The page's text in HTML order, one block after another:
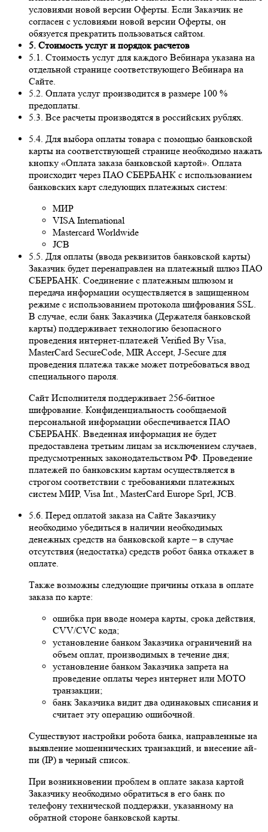
условиями новой версии Оферты. Если Заказчик не
согласен с условиями новой версии Оферты, он
обязуется прекратить пользоваться сайтом.
5. Стоимость услуг и порядок расчетов
5.1. Стоимость услуг для каждого Вебинара указана на
отдельной странице соответствующего Вебинара на
Сайте.
5.2. Оплата услуг производится в размере 100 %
предоплаты.
5.3. Все расчеты производятся в российских рублях.
5.4. Для выбора оплаты товара с помощью банковской
карты на соответствующей странице необходимо нажать
кнопку «Оплата заказа банковской картой». Оплата
происходит через ПАО СБЕРБАНК с использованием
банковских карт следующих платежных систем:
МИР
VISA International
Mastercard Worldwide
JCB
5.5. Для оплаты (ввода реквизитов банковской карты)
Заказчик будет перенаправлен на платежный шлюз ПАО
СБЕРБАНК. Соединение с платежным шлюзом и
передача информации осуществляется в защищенном
режиме с использованием протокола шифрования SSL.
В случае, если банк Заказчика (Держателя банковской
карты) поддерживает технологию безопасного
проведения интернет-платежей Veriﬁed By Visa,
MasterCard SecureCode, MIR Accept, J-Secure для
проведения платежа также может потребоваться ввод
специального пароля.
Сайт Исполнителя поддерживает 256-битное
шифрование. Конфиденциальность сообщаемой
персональной информации обеспечивается ПАО
СБЕРБАНК. Введенная информация не будет
предоставлена третьим лицам за исключением случаев,
предусмотренных законодательством РФ. Проведение
платежей по банковским картам осуществляется в
строгом соответствии с требованиями платежных
систем МИР, Visa Int., MasterCard Europe Sprl, JCB.
5.6. Перед оплатой заказа на Сайте Заказчику
необходимо убедиться в наличии необходимых
денежных средств на банковской карте – в случае
отсутствия (недостатка) средств робот банка откажет в
оплате.
Также возможны следующие причины отказа в оплате
заказа по карте:
ошибка при вводе номера карты, срока действия,
CVV/CVC кода;
установление банком Заказчика ограничений на
объем оплат, производимых в течение дня;
установление банком Заказчика запрета на
проведение оплаты через интернет или MOTO
транзакции;
банк Заказчика видит два одинаковых списания и
считает эту операцию ошибочной.
Существуют настройки робота банка, направленные на
выявление мошеннических транзакций, и внесение ай-
пи (IP) в черный список.
При возникновении проблем в оплате заказа картой
Заказчику необходимо обратиться в его банк по
телефону технической поддержки, указанному на
обратной стороне банковской карты.